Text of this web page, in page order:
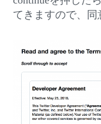
てきますので、同